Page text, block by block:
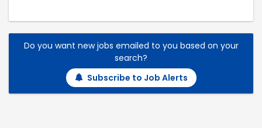
Do you want new jobs emailed to you based on your
search?
Subscribe to Job Alerts